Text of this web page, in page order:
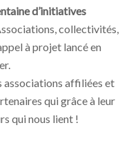
d’initiatives
collectivités,
à projet lancé en
associations affiliées et
qui grâce à leur
qui nous lient !